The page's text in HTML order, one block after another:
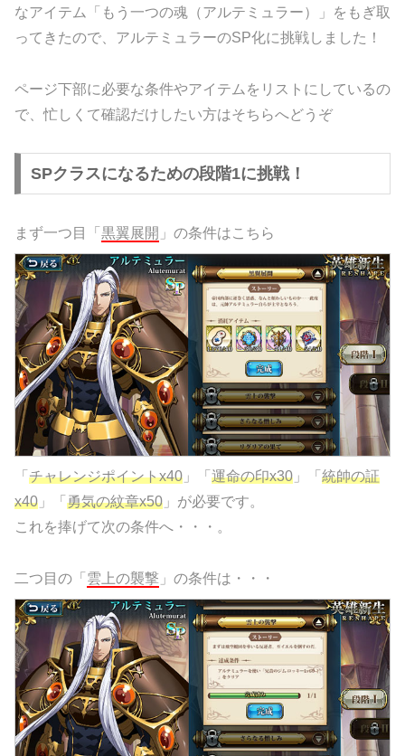
なアイテム「もう一つの魂（アルテミュラー）」をもぎ取
ってきたので、アルテミュラーのSP化に挑戦しました！
ページ下部に必要な条件やアイテムをリストにしているの
で、忙しくて確認だけしたい方はそちらへどうぞ
SPクラスになるための段階1に挑戦！
まず一つ目「 黒翼展開 」の条件はこちら
「 チャレンジポイントx40 」「 運命の印x30 」「 統帥の証
x40 」「 勇気の紋章x50 」が必要です。
これを捧げて次の条件へ・・・。
二つ目の「 雲上の襲撃 」の条件は・・・